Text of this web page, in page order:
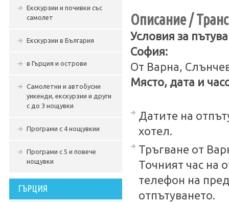
Екскурзии и почивки със
самолет
Екскурзии в България
в Гърция и острови
Самолетни и автобусни
уикенди, екскурзии и други
с до 3 нощувки
Програми с 4 нощувкии
Програми с 5 и повече
нощувки
ГЪРЦИЯ
Описание /
Условия за
София:
От Варна,
Място, дата и
Датите на
хотел.
Тръгване от
Точният час на
телефон на
отпътуването.